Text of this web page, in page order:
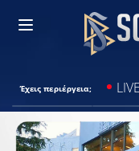
Έχεις περιέργεια; LIVE